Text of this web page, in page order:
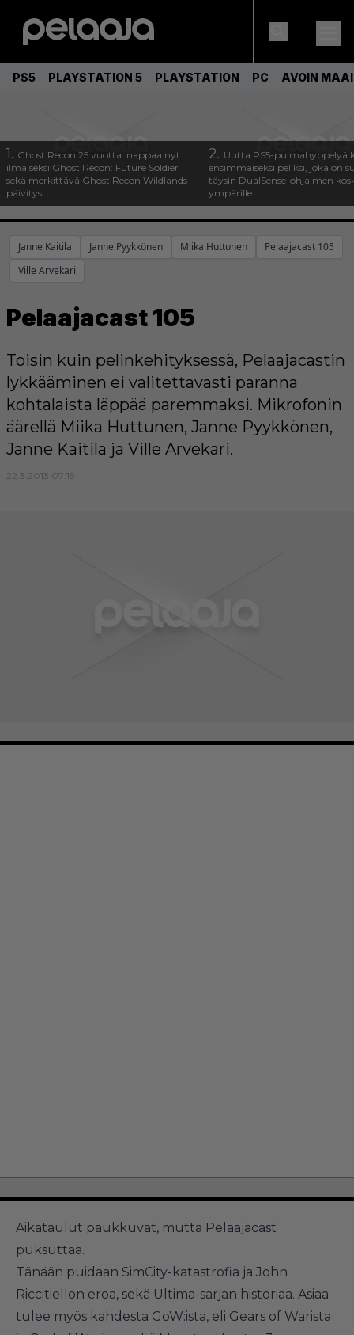
PS5 PLAYSTATION 5 PLAYSTATION PC AVOIN
1. Ghost Recon 25 vuotta: nappaa nyt
ilmaiseksi Ghost Recon: Future Soldier
sekä merkittävä Ghost Recon Wildlands -
päivitys
2. Uutta PS5-pulmahyppelyä
ensimmäiseksi peliksi, joka on
täysin DualSense-ohjaimen
ympärille
Janne Kaitila Janne Pyykkönen Miika Huttunen
Pelaajacast 105
Ville Arvekari
Pelaajacast 105
Toisin kuin pelinkehityksessä, Pelaajacastin
lykkääminen ei valitettavasti paranna
kohtalaista läppää paremmaksi. Mikrofonin
äärellä Miika Huttunen, Janne Pyykkönen,
Janne Kaitila ja Ville Arvekari.
22.3.2013 07:15
Aikataulut paukkuvat, mutta Pelaajacast
puksuttaa.
Tänään puidaan SimCity-katastrofia ja John
Riccitiellon eroa, sekä Ultima-sarjan historiaa. Asiaa
tulee myös kahdesta GoW:ista, eli Gears of Warista